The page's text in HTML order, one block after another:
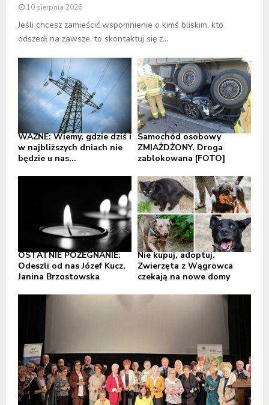
10 sierpnia 2026
Jeśli chcesz zamieścić wspomnienie o kimś bliskim, kto
odszedł na zawsze, to skontaktuj się z...
WAŻNE: Wiemy, gdzie dziś i
w najbliższych dniach nie
będzie u nas...
Samochód osobowy
ZMIAŻDŻONY. Droga
zablokowana [FOTO]
OSTATNIE POŻEGNANIE:
Odeszli od nas Józef Kucz,
Janina Brzostowska
Nie kupuj, adoptuj.
Zwierzęta z Wągrowca
czekają na nowe domy